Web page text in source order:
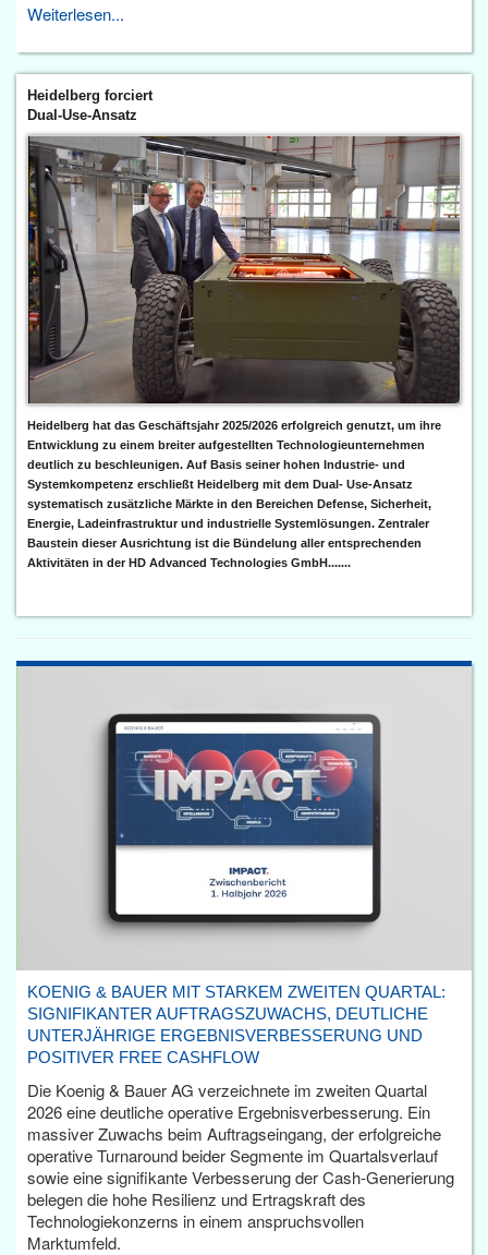
Weiterlesen...
Heidelberg forciert
Dual-Use-Ansatz
Heidelberg hat das Geschäftsjahr 2025/2026 erfolgreich genutzt, um ihre
Entwicklung zu einem breiter aufgestellten Technologieunternehmen
deutlich zu beschleunigen. Auf Basis seiner hohen Industrie- und
Systemkompetenz erschließt Heidelberg mit dem Dual- Use-Ansatz
systematisch zusätzliche Märkte in den Bereichen Defense, Sicherheit,
Energie, Ladeinfrastruktur und industrielle Systemlösungen. Zentraler
Baustein dieser Ausrichtung ist die Bündelung aller entsprechenden
Aktivitäten in der HD Advanced Technologies GmbH.......
KOENIG & BAUER MIT STARKEM ZWEITEN QUARTAL:
SIGNIFIKANTER AUFTRAGSZUWACHS, DEUTLICHE
UNTERJÄHRIGE ERGEBNISVERBESSERUNG UND
POSITIVER FREE CASHFLOW
Die Koenig & Bauer AG verzeichnete im zweiten Quartal
2026 eine deutliche operative Ergebnisverbesserung. Ein
massiver Zuwachs beim Auftragseingang, der erfolgreiche
operative Turnaround beider Segmente im Quartalsverlauf
sowie eine signifikante Verbesserung der Cash-Generierung
belegen die hohe Resilienz und Ertragskraft des
Technologiekonzerns in einem anspruchsvollen
Marktumfeld.